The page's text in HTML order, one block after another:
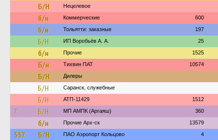
Б/Н Нецелевое
б/н Коммерческие 600
б/н Тольятти: заказные 197
Б/Н ИП Воробьёв А. А. 25
б/н Прочие 1525
Б/н Тихвин ПАТ 10574
Б/Н Дилеры
Б/Н Саранск, служебные
Б/Н АТП-11429 1512
7 Б/Н МП АМПК (Аргаяш) 360
б/н Прочие Арх-ск 13579
557 Б/Н ПАО Аэропорт Кольцово 4